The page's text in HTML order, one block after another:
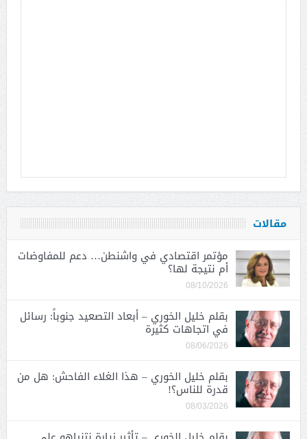
مقالات
مؤتمر اقتصادي في واشنطن… دعم للمفاوضات
أم نتيجة لها؟
08/10/2026
بقلم خليل الخوري – أبعاد التصعيد جنوباً: رسائل
في اتجاهات كثيرة
08/06/2026
بقلم خليل الخوري – هذا الغلاء الفاحش: هل من
قدرة للناس؟!
08/03/2026